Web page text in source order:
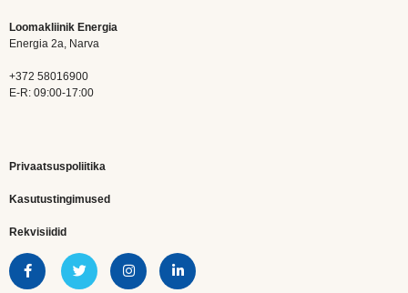
Loomakliinik Energia
Energia 2a, Narva
+372 58016900
E-R: 09:00-17:00
Privaatsuspoliitika
Kasutustingimused
Rekvisiidid